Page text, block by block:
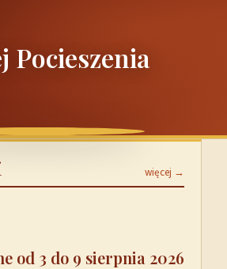
Pocieszenia
więcej →
od 3 do 9 sierpnia 2026